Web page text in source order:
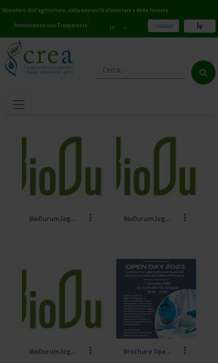
Ministero dell'agricoltura, della sovranità alimentare e delle foreste
Amministrazione Trasparente
IT
BioDurum.logo.colori_001 (1).jpg BioDurum.logo.colori_001 (2).jpg
BioDurum.logo.colori_001.jpg Brochure Open DAY CI 2023 (1).png